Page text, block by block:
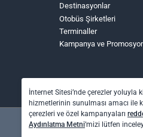
Destinasyonlar
Otobüs Şirketleri
Terminaller
Kampanya ve
İnternet Sitesi’nde çerezler
hizmetlerinin sunulması amacı ile
çerezleri ve özel kampanyaları
Aydınlatma Metni’mizi lütfen